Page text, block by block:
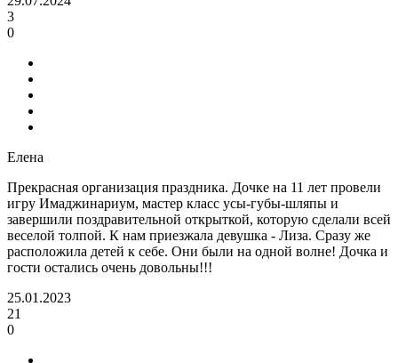
3
0
Елена
Прекрасная организация праздника. Дочке на 11 лет провели
игру Имаджинариум, мастер класс усы-губы-шляпы и
завершили поздравительной открыткой, которую сделали всей
веселой толпой. К нам приезжала девушка - Лиза. Сразу же
расположила детей к себе. Они были на одной волне! Дочка и
гости остались очень довольны!!!
25.01.2023
21
0